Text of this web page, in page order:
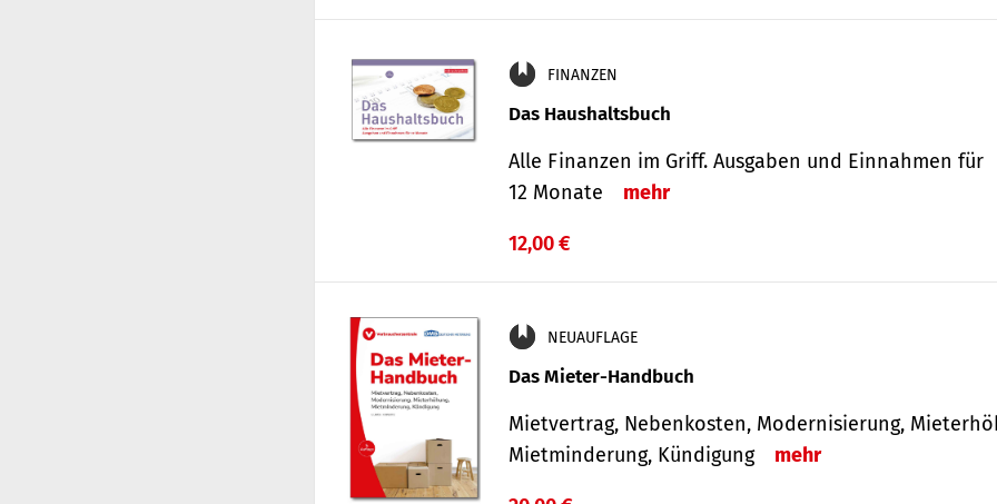
FINANZEN
Das Haushaltsbuch
Alle Finanzen im Griff. Aus­gaben und Ein­nahmen für
12 Monate
mehr
12,00 €
NEUAUFLAGE
Das Mieter-Handbuch
Mietvertrag, Nebenkosten, Modernisierung,
Mietminderung, Kündigung
mehr